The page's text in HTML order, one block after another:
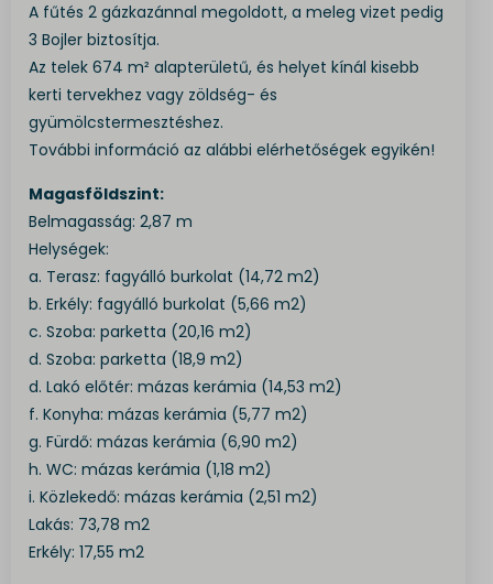
A fűtés 2 gázkazánnal megoldott, a meleg vizet pedig
3 Bojler biztosítja.
Az telek 674 m² alapterületű, és helyet kínál kisebb
kerti tervekhez vagy zöldség- és
gyümölcstermesztéshez.
További információ az alábbi elérhetőségek egyikén!
Magasföldszint:
Belmagasság: 2,87 m
Helységek:
a. Terasz: fagyálló burkolat (14,72 m2)
b. Erkély: fagyálló burkolat (5,66 m2)
c. Szoba: parketta (20,16 m2)
d. Szoba: parketta (18,9 m2)
d. Lakó előtér: mázas kerámia (14,53 m2)
f. Konyha: mázas kerámia (5,77 m2)
g. Fürdő: mázas kerámia (6,90 m2)
h. WC: mázas kerámia (1,18 m2)
i. Közlekedő: mázas kerámia (2,51 m2)
Lakás: 73,78 m2
Erkély: 17,55 m2